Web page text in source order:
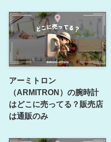
アーミトロン
（ARMITRON）の腕時計
はどこに売ってる？販売店
は通販のみ